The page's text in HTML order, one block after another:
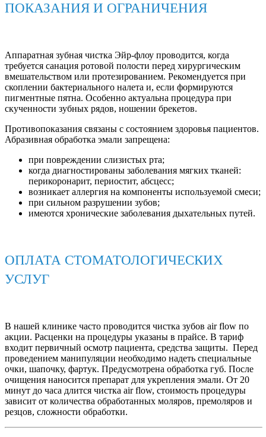
ПОКАЗАНИЯ И ОГРАНИЧЕНИЯ
Аппаратная зубная чистка Эйр-флоу проводится, когда
требуется санация ротовой полости перед хирургическим
вмешательством или протезированием. Рекомендуется при
скоплении бактериального налета и, если формируются
пигментные пятна. Особенно актуальна процедура при
скученности зубных рядов, ношении брекетов.
Противопоказания связаны с состоянием здоровья пациентов.
Абразивная обработка эмали запрещена:
при повреждении слизистых рта;
когда диагностированы заболевания мягких тканей:
перикоронарит, периостит, абсцесс;
возникает аллергия на компоненты используемой смеси;
при сильном разрушении зубов;
имеются хронические заболевания дыхательных путей.
ОПЛАТА СТОМАТОЛОГИЧЕСКИХ
УСЛУГ
В нашей клинике часто проводится чистка зубов air flow по
акции. Расценки на процедуры указаны в прайсе. В тариф
входит первичный осмотр пациента, средства защиты. Перед
проведением манипуляции необходимо надеть специальные
очки, шапочку, фартук. Предусмотрена обработка губ. После
очищения наносится препарат для укрепления эмали. От 20
минут до часа длится чистка air flow, стоимость процедуры
зависит от количества обработанных моляров, премоляров и
резцов, сложности обработки.